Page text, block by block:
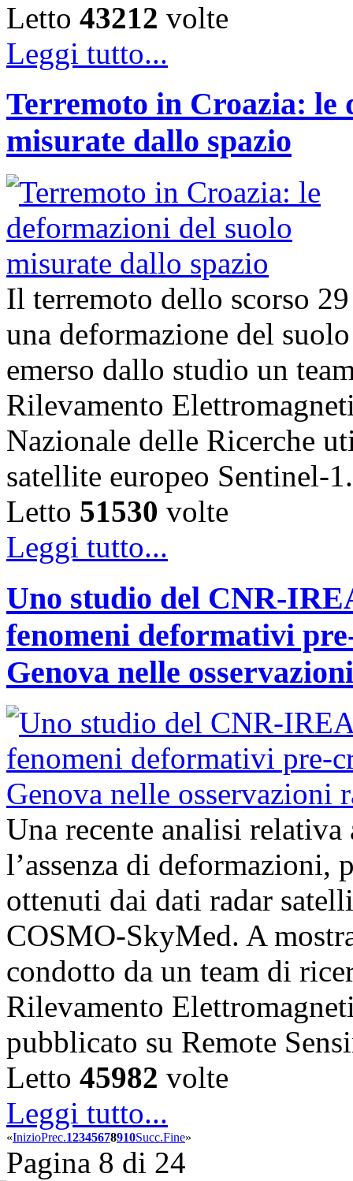
Letto 43212 volte
Leggi tutto...
Terremoto in Croazia: le
misurate dallo spazio
Il terremoto dello scorso
una deformazione del
emerso dallo studio un
Rilevamento
Nazionale delle Ricerche
satellite europeo
Letto 51530 volte
Leggi tutto...
Uno studio del CNR-
fenomeni deformativi
Genova nelle
Una recente analisi
l’assenza di
ottenuti dai dati radar
COSMO-SkyMed. A
condotto da un team di
Rilevamento
pubblicato su Remote
Letto 45982 volte
Leggi tutto...
«InizioPrec.12345678910Succ.Fine»
Pagina 8 di 24